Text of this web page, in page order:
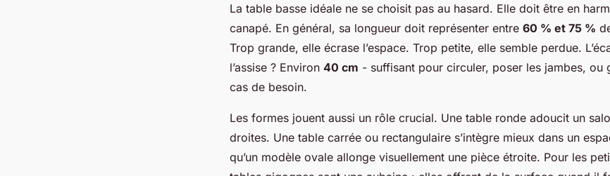
La table basse idéale ne se choisit pas au hasard. Elle doit être en
canapé. En général, sa longueur doit représenter entre 60 % et 75 %
Trop grande, elle écrase l’espace. Trop petite, elle semble perdue.
l’assise ? Environ 40 cm - suffisant pour circuler, poser les jambes, ou
cas de besoin.
Les formes jouent aussi un rôle crucial. Une table ronde adoucit un
droites. Une table carrée ou rectangulaire s’intègre mieux dans un
qu’un modèle ovale allonge visuellement une pièce étroite. Pour les